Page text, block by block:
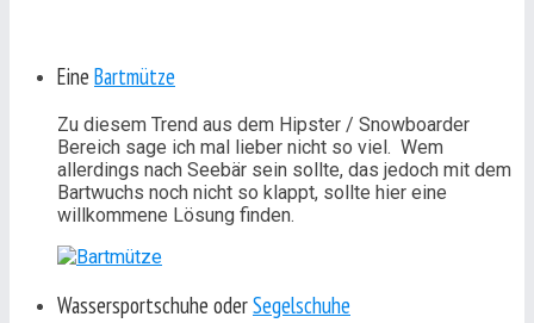
Eine Bartmütze
Zu diesem Trend aus dem Hipster / Snowboarder
Bereich sage ich mal lieber nicht so viel. Wem
allerdings nach Seebär sein sollte, das jedoch mit dem
Bartwuchs noch nicht so klappt, sollte hier eine
willkommene Lösung finden.
Wassersportschuhe oderSegelschuhe